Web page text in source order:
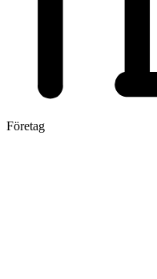
Företag